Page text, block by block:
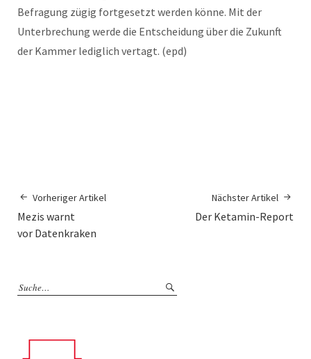
Befragung zügig fortgesetzt werden könne. Mit der
Unterbrechung werde die Entscheidung über die Zukunft
der Kammer lediglich vertagt. (epd)
Vorheriger Artikel
Mezis warnt
vor Datenkraken
Nächster Artikel
Der Ketamin-Report